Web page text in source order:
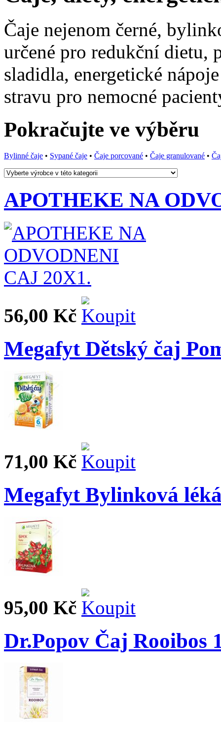
Čaje nejenom černé,
určené pro redukční dietu,
sladidla, energetické
stravu pro nemocné
Pokračujte ve výběru
Bylinné čaje • Sypané čaje • Čaje porcované • Čaje granulované •
APOTHEKE NA
56,00 Kč
Megafyt Dětský čaj
71,00 Kč
Megafyt Bylinková
95,00 Kč
Dr.Popov Čaj Rooibos